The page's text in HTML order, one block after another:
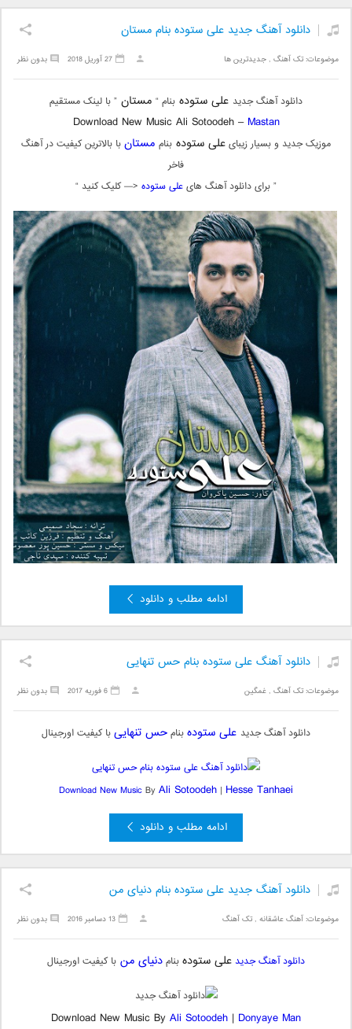
دانلود آهنگ جدید علی ستوده بنام مستان
موضوعات:تک آهنگ ,جدیدترین ها بدون نظر 27 آوریل 2018
دانلود آهنگ جدید علی ستوده بنام “ مستان ” با لینک مستقیم
Download New Music Ali Sotoodeh – Mastan
موزیک جدید و بسیار زیبایعلی ستوده بنام مستانبا بالاترین کیفیت در آهنگ
فاخر
” برای دانلود آهنگ هایعلی ستوده <— کلیک کنید “
ادامه مطلب و دانلود
دانلود آهنگ علی ستوده بنام حس تنهایی
موضوعات:تک آهنگ ,غمگین بدون نظر 6 فوریه 2017
دانلود آهنگ جدید علی ستودهبنامحس تنهاییبا کیفیت اورجینال
Download New MusicByAli Sotoodeh | Hesse Tanhaei
ادامه مطلب و دانلود
دانلود آهنگ جدید علی ستوده بنام دنیای من
موضوعات:آهنگ عاشقانه ,تک آهنگ بدون نظر 13 دسامبر 2016
دانلود آهنگ جدید علی ستودهبنامدنیای من با کیفیت اورجینال
Download New Music By Ali Sotoodeh | Donyaye Man